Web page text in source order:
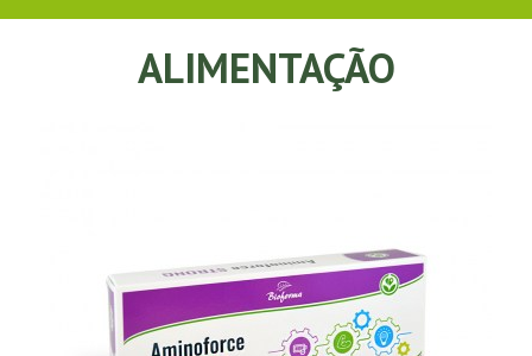
ALIMENTAÇÃO